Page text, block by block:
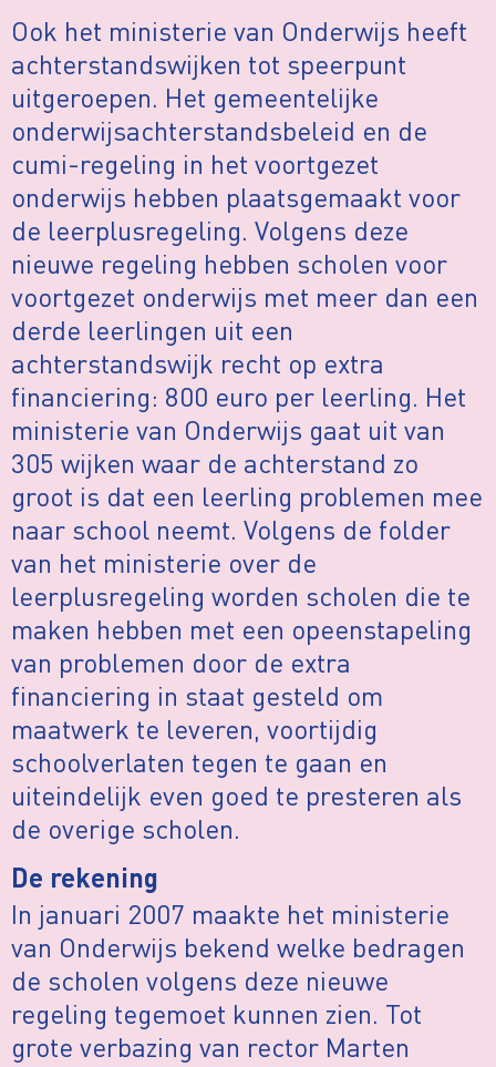
Ook het ministerie van Onderwijs heeft
achterstandswijken tot speerpunt
uitgeroepen. Het gemeentelijke
onderwijsachterstandsbeleid en de
cumi-regeling in het voortgezet
onderwijs hebben plaatsgemaakt voor
de leerplusregeling. Volgens deze
nieuwe regeling hebben scholen voor
voortgezet onderwijs met meer dan een
derde leerlingen uit een
achterstandswijk recht op extra
financiering: 800 euro per leerling. Het
ministerie van Onderwijs gaat uit van
305 wijken waar de achterstand zo
groot is dat een leerling problemen mee
naar school neemt. Volgens de folder
van het ministerie over de
leerplusregeling worden scholen die te
maken hebben met een opeenstapeling
van problemen door de extra
financiering in staat gesteld om
maatwerk te leveren, voortijdig
schoolverlaten tegen te gaan en
uiteindelijk even goed te presteren als
de overige scholen.
De rekening
In januari 2007 maakte het ministerie
van Onderwijs bekend welke bedragen
de scholen volgens deze nieuwe
regeling tegemoet kunnen zien. Tot
grote verbazing van rector Marten